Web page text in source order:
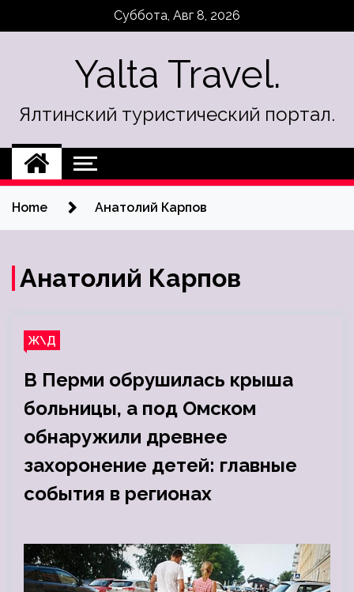
Суббота, Авг 8, 2026
Yalta Travel.
Ялтинский туристический портал.
Home Анатолий Карпов
Анатолий Карпов
Ж\Д
В Перми обрушилась крыша
больницы, а под Омском
обнаружили древнее
захоронение детей: главные
события в регионах